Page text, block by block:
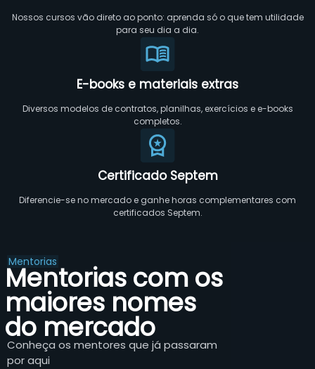
Nossos cursos vão direto ao ponto: aprenda só o que tem utilidade
para seu dia a dia.
E-books e materiais extras
Diversos modelos de contratos, planilhas, exercícios e e-books
completos.
Certificado Septem
Diferencie-se no mercado e ganhe horas complementares com
certificados Septem.
Mentorias
Mentorias com os
maiores nomes
do mercado
Conheça os mentores que já passaram
por aqui